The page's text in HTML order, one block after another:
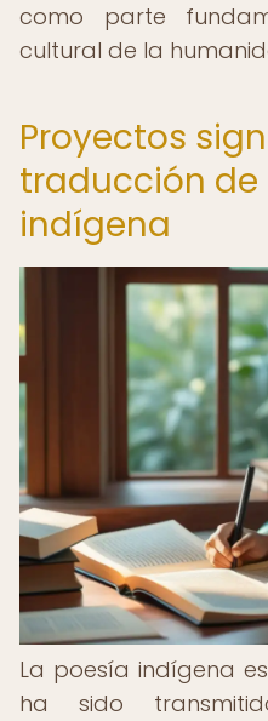
como parte
cultural de la
Proyectos
traducción de
indígena
La poesía indígena
ha sido